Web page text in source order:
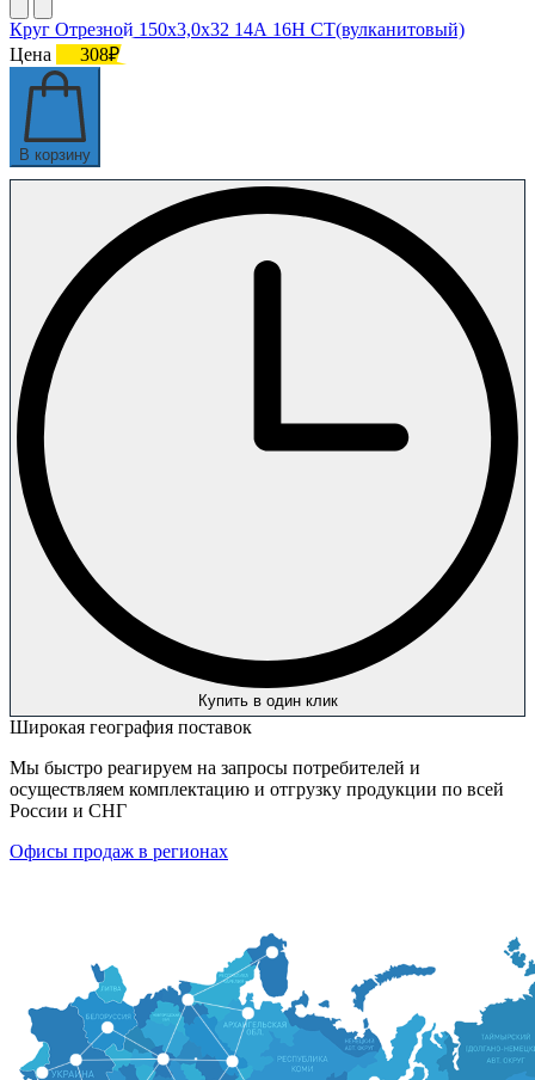
Круг Отрезной 150х3,0х32 14А 16Н СТ(вулканитовый)
Цена
308₽
В корзину
Купить в один клик
Широкая география поставок
Мы быстро реагируем на запросы потребителей и
осуществляем комплектацию и отгрузку продукции по всей
России и СНГ
Офисы продаж в регионах